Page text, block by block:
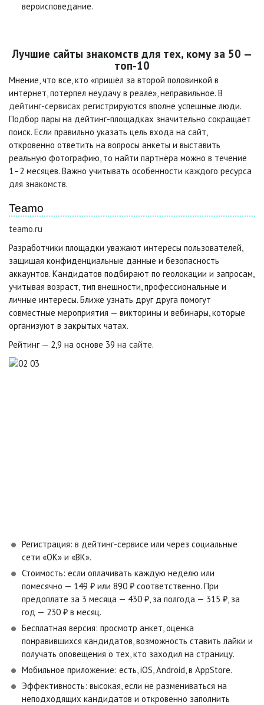
вероисповедание.
Лучшие сайты знакомств для тех, кому за 50 —
топ-10
Мнение, что все, кто «пришёл за второй половинкой в
интернет, потерпел неудачу в реале», неправильное. В
дейтинг-сервисах регистрируются вполне успешные люди.
Подбор пары на дейтинг-площадках значительно сокращает
поиск. Если правильно указать цель входа на сайт,
откровенно ответить на вопросы анкеты и выставить
реальную фотографию, то найти партнёра можно в течение
1–2 месяцев. Важно учитывать особенности каждого ресурса
для знакомств.
Teamo
teamo.ru
Разработчики площадки уважают интересы пользователей,
защищая конфиденциальные данные и безопасность
аккаунтов. Кандидатов подбирают по геолокации и запросам,
учитывая возраст, тип внешности, профессиональные и
личные интересы. Ближе узнать друг друга помогут
совместные мероприятия — викторины и вебинары, которые
организуют в закрытых чатах.
Рейтинг — 2,9 на основе 39 на сайте.
Регистрация: в дейтинг-сервисе или через социальные
сети «ОК» и «ВК».
Стоимость: если оплачивать каждую неделю или
помесячно — 149 ₽ или 890 ₽ соответственно. При
предоплате за 3 месяца — 430 ₽, за полгода — 315 ₽, за
год — 230 ₽ в месяц.
Бесплатная версия: просмотр анкет, оценка
понравившихся кандидатов, возможность ставить лайки и
получать оповещения о тех, кто заходил на страницу.
Мобильное приложение: есть, iOS, Android, в AppStore.
Эффективность: высокая, если не размениваться на
неподходящих кандидатов и откровенно заполнить